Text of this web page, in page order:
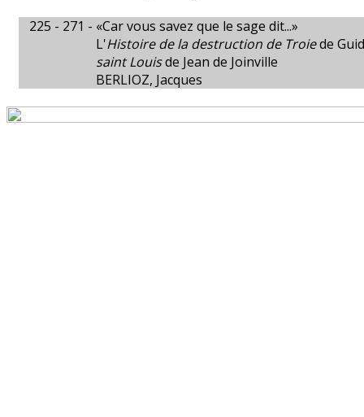
225 - 271 - «Car vous savez que le sage dit...»
L'Histoire de la destruction de Troiede
saint Louisde Jean de Joinville
BERLIOZ, Jacques